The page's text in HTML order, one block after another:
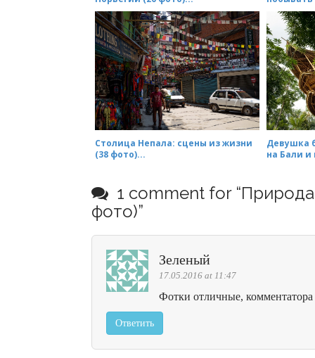
Столица Непала: сцены из жизни
(38 фото)...
Девушка
на Бали и
1 comment for “
фото)”
Зеленый
17.05.2016 at 11:47
Фотки отличные,
Ответить